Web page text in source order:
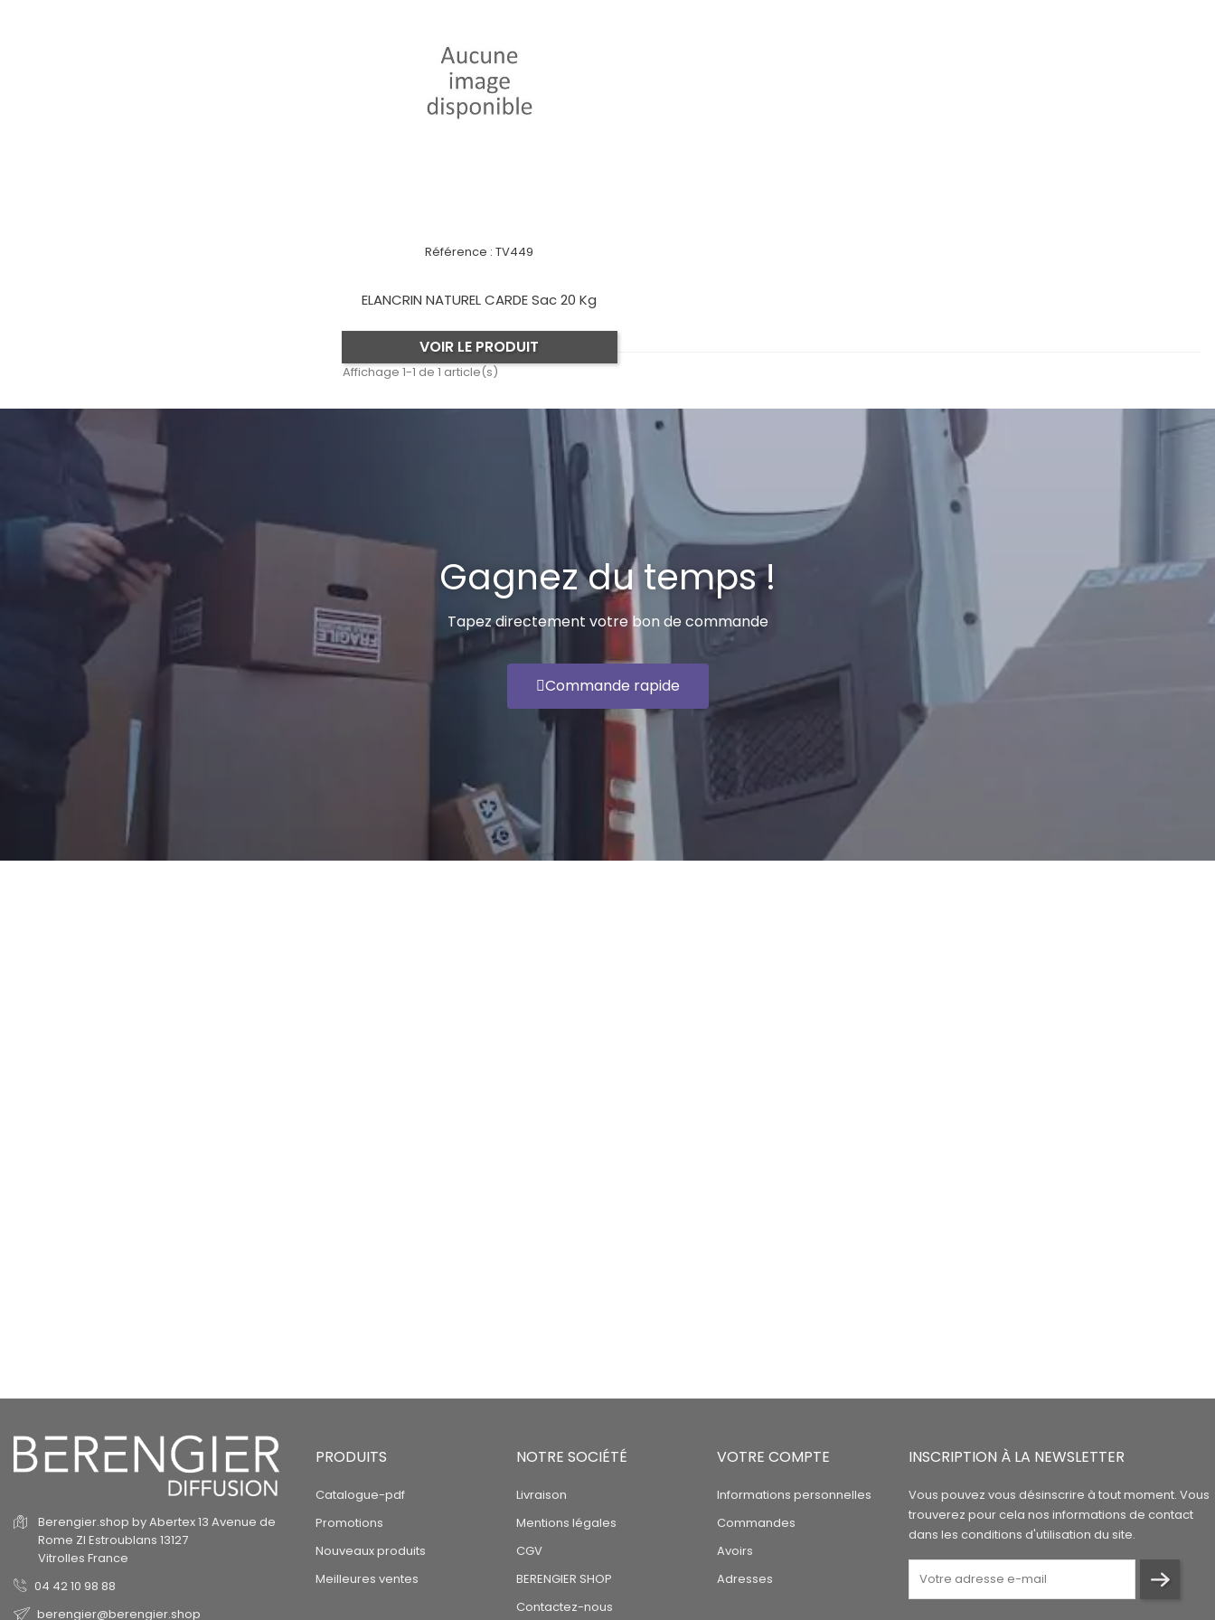
Référence : TV449
ELANCRIN NATUREL CARDE Sac 20 Kg
VOIR LE PRODUIT
Affichage 1-1 de 1 article(s)
Gagnez du temps !
Tapez directement votre bon de commande
Commande rapide
Berengier.shop by Abertex13 Avenue de
Rome ZI Estroublans 13127
Vitrolles France
04 42 10 98 88
berengier@berengier.shop
PRODUITS
Catalogue-pdf
Promotions
Nouveaux produits
Meilleures ventes
NOTRE SOCIÉTÉ
Livraison
Mentions légales
CGV
BERENGIER SHOP
Contactez-nous
VOTRE COMPTE
Informations personnelles
Commandes
Avoirs
Adresses
INSCRIPTION À LA NEWSLETTER
Vous pouvez vous désinscrire à tout moment. Vous
trouverez pour cela nos informations de contact
dans les conditions d'utilisation du site.